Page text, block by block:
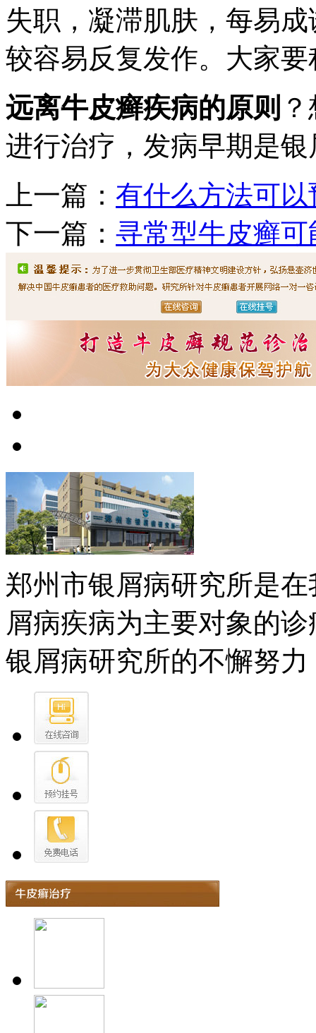
失职，凝滞肌肤，每易
较容易反复发作。大家
远离牛皮癣疾病的原则
进行治疗，发病早期是
上一篇： 有什么方法可
下一篇： 寻常型牛皮癣
郑州市银屑病研究所是
屑病疾病为主要对象的
银屑病研究所的不懈努